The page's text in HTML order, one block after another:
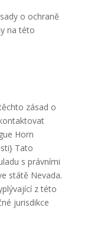
o ochraně
na této
zásad o
Horn
Tato
s právními
státě Nevada.
z této
jurisdikce